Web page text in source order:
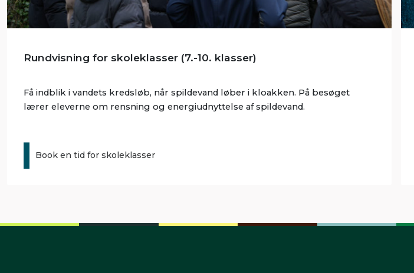
Rundvisning for skoleklasser (7.-10. klasser)
Få indblik i vandets kredsløb, når spildevand løber i kloakken. På besøget
lærer eleverne om rensning og energiudnyttelse af spildevand.
Book en tid for skoleklasser